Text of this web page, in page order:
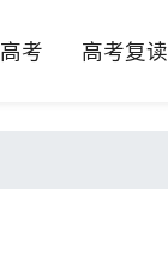
考 高考复读